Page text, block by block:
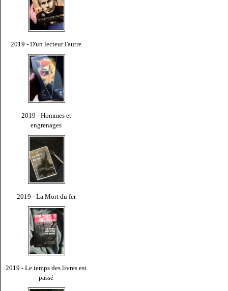
2019 - D'un lecteur l'autre
2019 - Hommes et
engrenages
2019 - La Mort du fer
2019 - Le temps des livres est
passé